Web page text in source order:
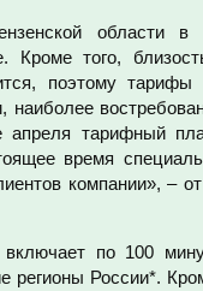
области
Кроме того,
поэтому
тарифный
время
компании», –
по 100
регионы России*.